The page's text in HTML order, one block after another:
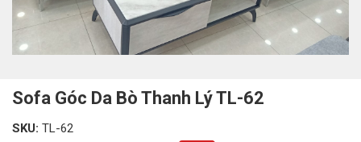
Sofa Góc Da Bò Thanh Lý TL-62
SKU: TL-62